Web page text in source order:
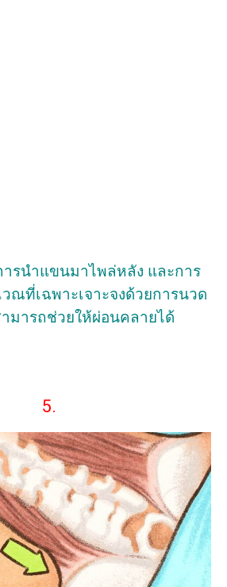
ารนำแขนมาไพล่หลัง และการ
ณที่เฉพาะเจาะจงด้วยการนวด
ามารถช่วยให้ผ่อนคลายได้
5.